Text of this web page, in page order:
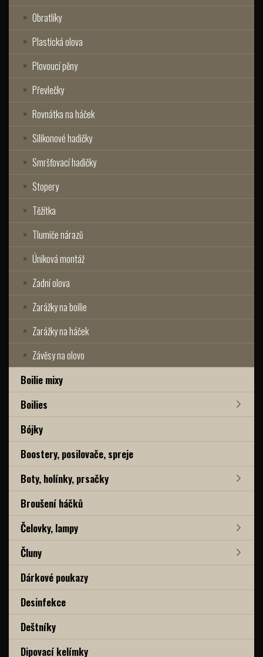
Obratlíky
Plastická olova
Plovoucí pěny
Převlečky
Rovnátka na háček
Silikonové hadičky
Smršťovací hadičky
Stopery
Těžítka
Tlumiče nárazů
Úniková montáž
Zadní olova
Zarážky na boilie
Zarážky na háček
Závěsy na olovo
Boilie mixy
Boilies
Bójky
Boostery, posilovače, spreje
Boty, holínky, prsačky
Broušení háčků
Čelovky, lampy
Čluny
Dárkové poukazy
Desinfekce
Deštníky
Dipovací kelímky